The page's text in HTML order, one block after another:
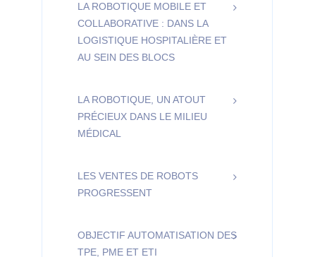
LA ROBOTIQUE MOBILE ET
COLLABORATIVE : DANS LA
LOGISTIQUE HOSPITALIÈRE ET
AU SEIN DES BLOCS
LA ROBOTIQUE, UN ATOUT
PRÉCIEUX DANS LE MILIEU
MÉDICAL
LES VENTES DE ROBOTS
PROGRESSENT
OBJECTIF AUTOMATISATION DES
TPE, PME ET ETI